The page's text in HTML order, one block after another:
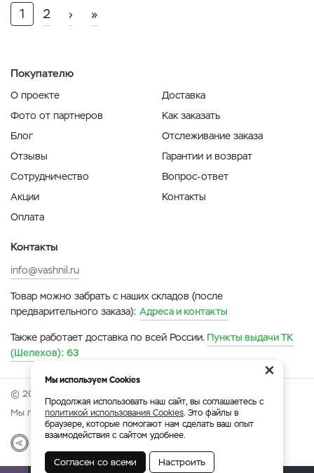
1 2 › »
Покупателю
О проекте
Фото от партнеров
Блог
Отзывы
Сотрудничество
Акции
Оплата
Доставка
Как заказать
Отслеживание заказа
Гарантии и возврат
Вопрос-ответ
Контакты
Контакты
info@vashnil.ru
Товар можно забрать с наших складов (после
предварительного заказа): Адреса и контакты
Также работает доставка по всей России. Пункты выдачи ТК
(Шелехов): 63
© 2026 Онлайн-ярмарка ВАСХНиЛ.
Мы принимаем:
Разработка Веб-аналитика
×
Мы используем Cookies
Продолжая использовать наш сайт, вы соглашаетесь с
политикой использования Cookies. Это файлы в
браузере, которые помогают нам сделать ваш опыт
взаимодействия с сайтом удобнее.
Согласен со всеми Настроить